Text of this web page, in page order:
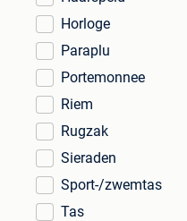
Horloge
Paraplu
Portemonnee
Riem
Rugzak
Sieraden
Sport-/zwemtas
Tas